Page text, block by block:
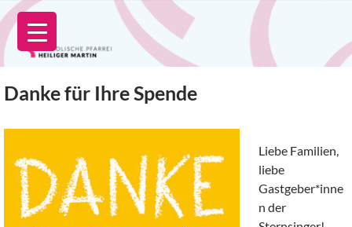
Zum
Inhalt
springen
Danke für Ihre Spende
Liebe Familien,
liebe
Gastgeber*inne
n der